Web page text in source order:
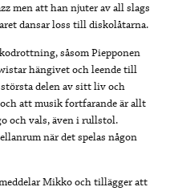
men att han njuter av all slags
dansar loss till diskolåtarna.
såsom Piepponen
hängivet och leende till
delen av sitt liv och
att musik fortfarande är allt
och vals, även i rullstol.
när det spelas någon
Mikko och tillägger att